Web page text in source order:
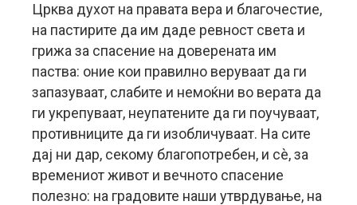
Црква духот на правата вера и благочестие,
на пастирите да им даде ревност света и
грижа за спасение на доверената им
паства: оние кои правилно веруваат да ги
запазуваат, слабите и немоќни во верата да
ги укрепуваат, неупатените да ги поучуваат,
противниците да ги изобличуваат. На сите
дај ни дар, секому благопотребен, и сè, за
времениот живот и вечното спасение
полезно: на градовите наши утврдување, на